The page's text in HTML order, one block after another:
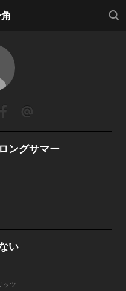
検索
ングサマー
い
ッツ